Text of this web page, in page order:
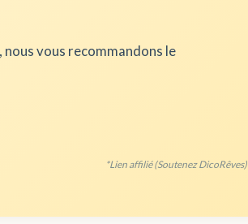
vous recommandons le
*Lien affilié (Soutenez DicoRêves)